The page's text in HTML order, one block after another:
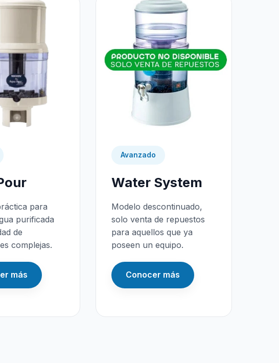
para
purificada
de
complejas.
más
Avanzado
Water System
Modelo descontinuado,
solo venta de repuestos
para aquellos que ya
poseen un equipo.
Conocer más